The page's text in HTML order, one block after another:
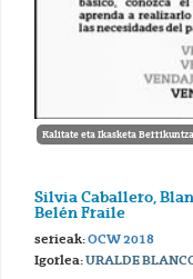
Kalitate eta Ikasketa
Silvia Caballero,
Belén Fraile
serieak:OCW 2018
Igorlea:URALDE